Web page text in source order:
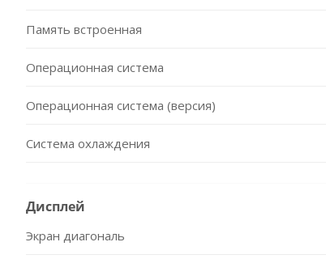
Память встроенная
Операционная система
Операционная система (версия)
Система охлаждения
Дисплей
Экран диагональ